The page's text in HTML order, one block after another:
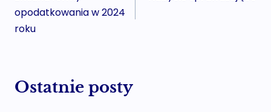
wpisu
opodatkowania w 2024
roku
Ostatnie posty